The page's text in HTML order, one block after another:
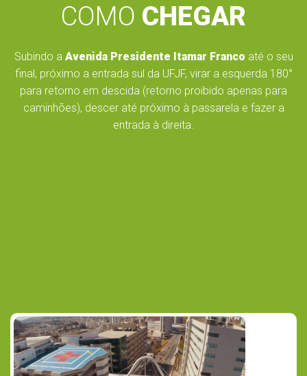
COMO CHEGAR
Subindo a Avenida Presidente Itamar Franco até o seu
final, próximo a entrada sul da UFJF, virar a esquerda 180°
para retorno em descida (retorno proibido apenas para
caminhões), descer até próximo à passarela e fazer a
entrada à direita.